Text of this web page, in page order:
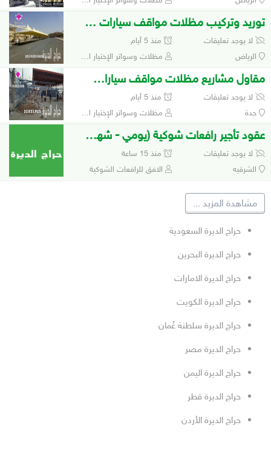
توريد وتركيب مظلات مواقف سيارات للشركات
لا يوجد تعليقات
منذ 5 أيام
الرياض
مظلات وسواتر الإختيار الأول 0500559613 لتفيذ مشاريع المظلات والهناجر
مقاول مشاريع مظلات مواقف سيارات 0500559613
لا يوجد تعليقات
منذ 5 أيام
جدة
مظلات وسواتر الإختيار الأول 0500559613 لتفيذ مشاريع المظلات والهناجر
عقود تأجير رافعات شوكية (يومي - شهري - سنوي)
لا يوجد تعليقات
منذ 15 ساعة
الشرقيه
الافق للرافعات الشوكية
مشاهدة المزيد ...
حراج الديرة السعودية
حراج الديرة البحرين
حراج الديرة الامارات
حراج الديرة الكويت
حراج الديرة سلطنة عُمان
حراج الديرة مصر
حراج الديرة اليمن
حراج الديرة قطر
حراج الديرة الأردن